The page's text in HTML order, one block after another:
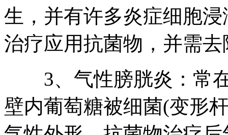
生，并有许多炎症细胞
治疗应用抗菌物，并需
3、气性膀胱炎：常在
壁内葡萄糖被细菌(变形